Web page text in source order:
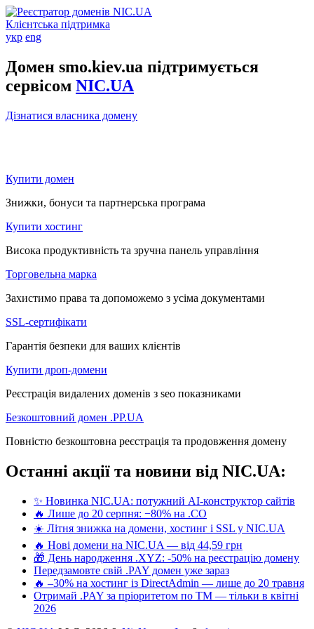
Клієнтська підтримка
укр eng
Домен smo.kiev.ua підтримується
сервісом NIC.UA
Дізнатися власника домену
Купити домен
Знижки, бонуси та партнерська програма
Купити хостинг
Висока продуктивність та зручна панель управління
Торговельна марка
Захистимо права та допоможемо з усіма документами
SSL-сертифікати
Гарантія безпеки для ваших клієнтів
Купити дроп-домени
Реєстрація видалених доменів з seo показниками
Безкоштовний домен .PP.UA
Повністю безкоштовна реєстрація та продовження домену
Останні акції та новини від NIC.UA:
✨ Новинка NIC.UA: потужний AI-конструктор сайтів
🔥 Лише до 20 серпня: −80% на .CO
☀️ Літня знижка на домени, хостинг і SSL у NIC.UA
🔥 Нові домени на NIC.UA — від 44,59 грн
🎁 День народження .XYZ: -50% на реєстрацію домену
Передзамовте свій .PAY домен уже зараз
🔥 –30% на хостинг із DirectAdmin — лише до 20 травня
Отримай .PAY за пріоритетом по ТМ — тільки в квітні
2026